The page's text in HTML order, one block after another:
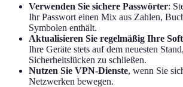
Verwenden Sie sichere Passwörter:
Ihr Passwort einen Mix aus Zahlen,
Symbolen enthält.
Aktualisieren Sie regelmäßig Ihre
Ihre Geräte stets auf dem neuesten
Sicherheitslücken zu schließen.
Nutzen Sie VPN-Dienste, wenn Sie
Netzwerken bewegen.